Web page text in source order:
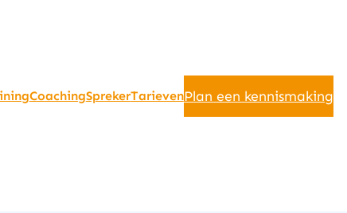
CoachingSprekerTarievenPlan een kennismaking